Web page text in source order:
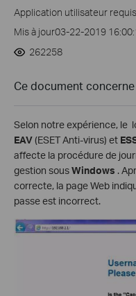
Application utilisateur
Mis à jour03-22-2019
262258
Ce document
Selon notre expérience, le
EAV(ESET Anti-virus) et
affecte la procédure de
gestion sousWindows .
correcte, la page Web
passe est incorrect.